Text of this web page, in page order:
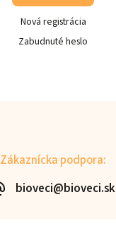
Zákaznícka podpora:
bioveci@bioveci.sk
Nová registrácia
Zabudnuté heslo